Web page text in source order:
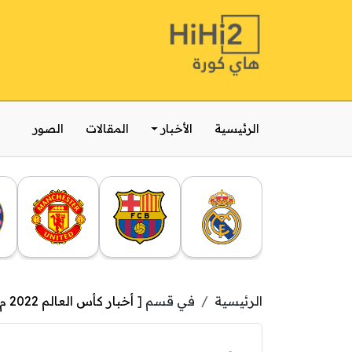
الرئيسية الأخبار المقالات الصور
الرئيسية في قسم [ أخبار كأس العالم 2022 م في قطر